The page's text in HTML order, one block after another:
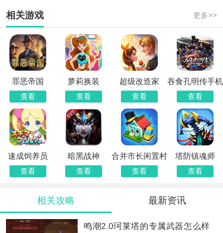
相关游戏 更多>>
罪恶帝国
查看
萝莉换装
查看
超级改造家
查看
吞食孔明传手机
版
查看
速成饲养员
查看
暗黑战神
查看
合并市长闲置村
查看
塔防镇魂师
查看
相关攻略 最新资讯
鸣潮2.0珂莱塔的专属武器怎么样